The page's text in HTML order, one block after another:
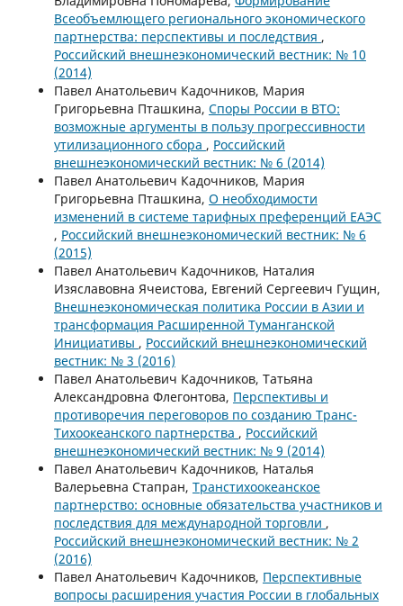
Всеобъемлющего регионального экономического
партнерства: перспективы и последствия ,
Российский внешнеэкономический вестник: № 10
(2014)
Павел Анатольевич Кадочников, Мария
Григорьевна Пташкина, Споры России в ВТО:
возможные аргументы в пользу прогрессивности
утилизационного сбора , Российский
внешнеэкономический вестник: № 6 (2014)
Павел Анатольевич Кадочников, Мария
Григорьевна Пташкина, О необходимости
изменений в системе тарифных преференций ЕАЭС
, Российский внешнеэкономический вестник: № 6
(2015)
Павел Анатольевич Кадочников, Наталия
Изяславовна Ячеистова, Евгений Сергеевич Гущин,
Внешнеэкономическая политика России в Азии и
трансформация Расширенной Туманганской
Инициативы , Российский внешнеэкономический
вестник: № 3 (2016)
Павел Анатольевич Кадочников, Татьяна
Александровна Флегонтова, Перспективы и
противоречия переговоров по созданию Транс-
Тихоокеанского партнерства , Российский
внешнеэкономический вестник: № 9 (2014)
Павел Анатольевич Кадочников, Наталья
Валерьевна Стапран, Транстихоокеанское
партнерство: основные обязательства участников и
последствия для международной торговли ,
Российский внешнеэкономический вестник: № 2
(2016)
Павел Анатольевич Кадочников, Перспективные
вопросы расширения участия России в глобальных